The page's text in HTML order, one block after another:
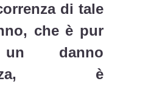
di tale
che è pur
un danno
è